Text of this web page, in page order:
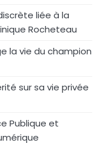
liée à la
Rocheteau
la vie du champion
sur sa vie privée
Publique et